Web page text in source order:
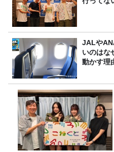
JALや
いのはな
動かす理